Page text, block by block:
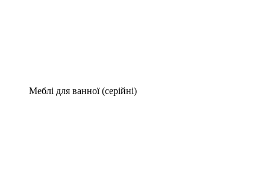
Меблі для ванної (серійні)